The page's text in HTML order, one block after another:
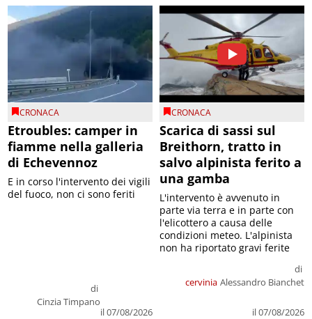
CRONACA
Etroubles: camper in
fiamme nella galleria
di Echevennoz
di
Cinzia Timpano
il 07/08/2026
E in corso l'intervento dei vigili
del fuoco, non ci sono feriti
CRONACA
Scarica di sassi sul
Breithorn, tratto in
salvo alpinista ferito a
una gamba
cervinia
di
Alessandro Bianchet
il 07/08/2026
L'intervento è avvenuto in
parte via terra e in parte con
l'elicottero a causa delle
condizioni meteo. L'alpinista
non ha riportato gravi ferite